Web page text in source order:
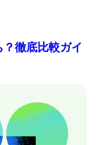
徹底比較ガイ